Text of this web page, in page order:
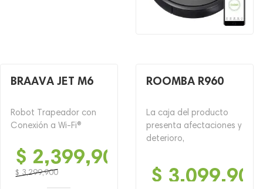
BRAAVA JET M6
Robot Trapeador con
Conexión a Wi-Fi®
$ 3,299,900
$ 2,399,900
ROOMBA R960
La caja del producto
presenta afectaciones y
deterioro,
$ 3,099,900